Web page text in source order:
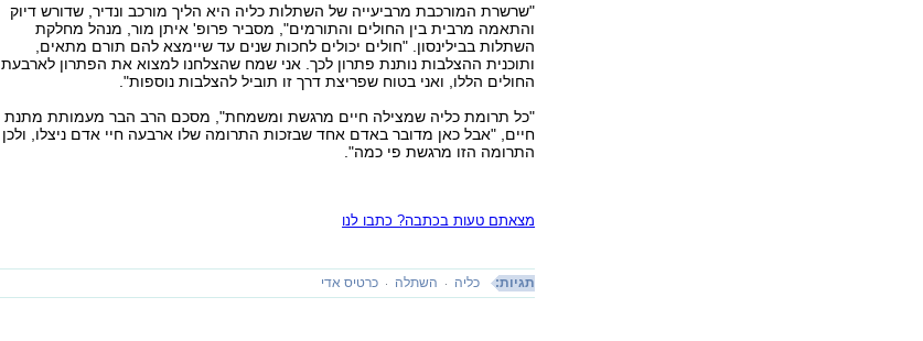
"שרשרת המורכבת מרביעייה של השתלות כליה היא הליך מורכב ונדיר, שדורש דיוק
והתאמה מרבית בין החולים והתורמים", מסביר פרופ' איתן מור, מנהל מחלקת
השתלות בבילינסון. "חולים יכולים לחכות שנים עד שיימצא להם תורם מתאים,
ותוכנית ההצלבות נותנת פתרון לכך. אני שמח שהצלחנו למצוא את הפתרון לארבעת
החולים הללו, ואני בטוח שפריצת דרך זו תוביל להצלבות נוספות".
"כל תרומת כליה שמצילה חיים מרגשת ומשמחת", מסכם הרב הבר מעמותת מתנת
חיים, "אבל כאן מדובר באדם אחד שבזכות התרומה שלו ארבעה חיי אדם ניצלו, ולכן
התרומה הזו מרגשת פי כמה".
מצאתם טעות בכתבה? כתבו לנו
תגיות: כליה השתלה כרטיס אדי